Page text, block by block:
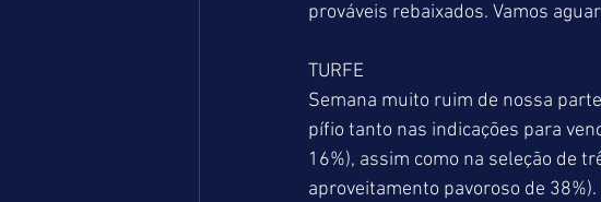
prováveis rebaixados. Vamos
TURFE
Semana muito ruim de nossa
pífio tanto nas indicações para
16%), assim como na seleção de
aproveitamento pavoroso de